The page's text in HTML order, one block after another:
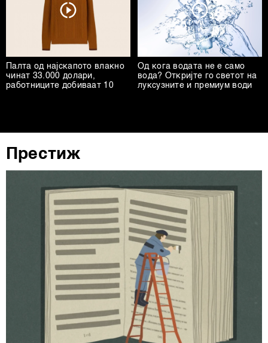
обработуваме како и за вашите права прочитајте во
нашата
Политика на приватност
, а за колачињата и
други слични технологии во
Политиката на
колачиња. Колачињата во кој било момент можете
повторно да ги ажурирате со клик на „Прикажи ги
деталите“. Согласноста можете во кој било момент да
ја повлечете без негативни последици.
Палта од најскапото влакно
чинат 33.000 долари,
работниците добиваат 10
Од кога водата не е само
вода? Откријте го светот на
луксузните и премиум води
Престиж